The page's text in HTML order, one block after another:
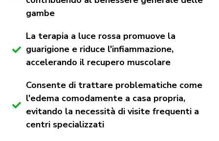
gambe
La terapia a luce rossa promuove la
guarigione e riduce l'infiammazione,
accelerando il recupero muscolare
Consente di trattare problematiche come
l'edema comodamente a casa propria,
evitando la necessità di visite frequenti a
centri specializzati